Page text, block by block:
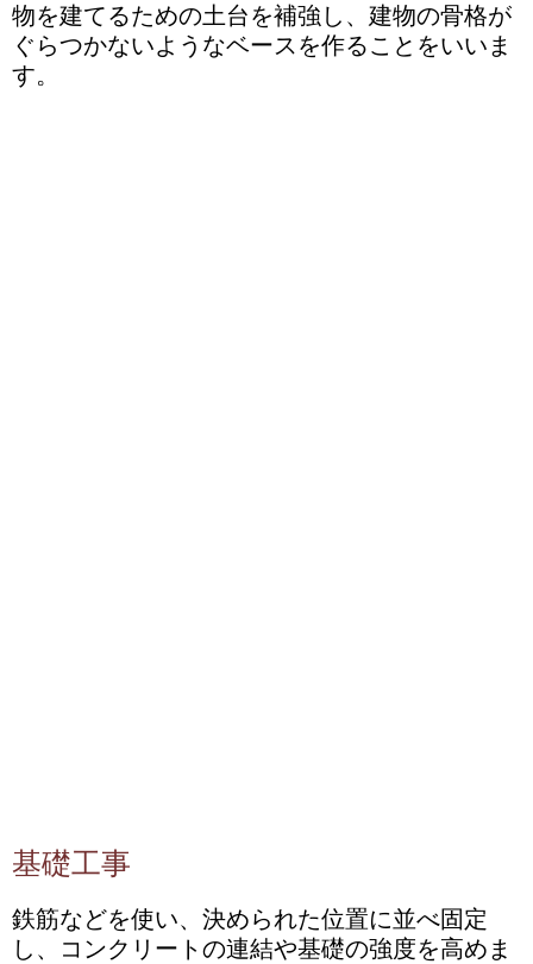
物を建てるための土台を補強し、建物の骨格が
ぐらつかないようなベースを作ることをいいま
す。
基礎工事
鉄筋などを使い、決められた位置に並べ固定
し、コンクリートの連結や基礎の強度を高めま